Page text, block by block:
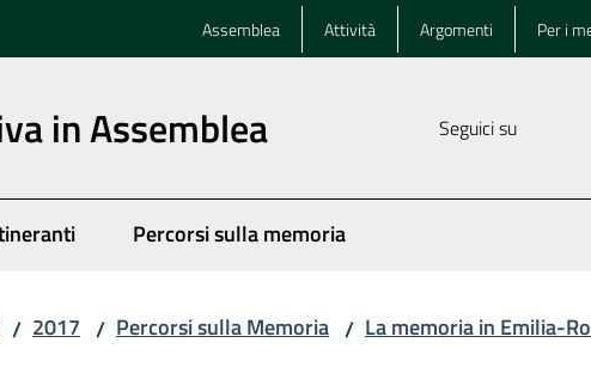
Assemblea Attività Argomenti Per i
in Assemblea Seguici su
Percorsi sulla memoria
/ 2017 / Percorsi sulla Memoria / La memoria in Emilia-